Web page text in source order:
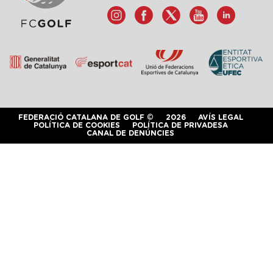
FEDERACIÓ CATALANA DE GOLF © 2026
AVÍS LEGAL
POLÍTICA DE COOKIES
POLÍTICA DE PRIVADESA
CANAL DE DENÚNCIES